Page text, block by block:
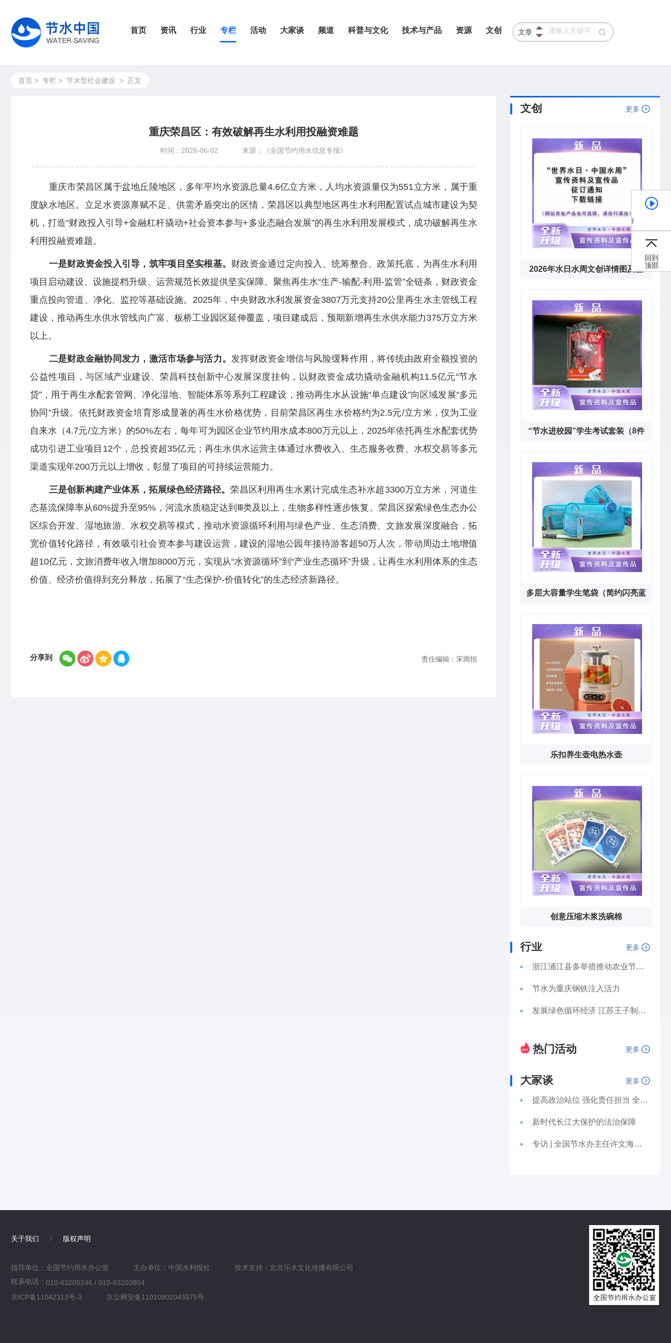
首页 资讯 行业 专栏 活动 大家谈 频道 科普与文化 技术与产品 资源 文创
文章
《节水中国
回到
顶部
首页 > 专栏 > 节水型社会建设 > 正文
重庆荣昌区：有效破解再生水利用投融资难题
时间：2026-06-02 来源：《全国节约用水信息专报》
重庆市荣昌区属于盆地丘陵地区，多年平均水资源总量4.6亿立方米，人均水资源量仅为551立方米，属于重
度缺水地区。立足水资源禀赋不足、供需矛盾突出的区情，荣昌区以典型地区再生水利用配置试点城市建设为契
机，打造“财政投入引导+金融杠杆撬动+社会资本参与+多业态融合发展”的再生水利用发展模式，成功破解再生水
利用投融资难题。
一是财政资金投入引导，筑牢项目坚实根基。 财政资金通过定向投入、统筹整合、政策托底，为再生水利用
项目启动建设、设施提档升级、运营规范长效提供坚实保障。聚焦再生水“生产-输配-利用-监管”全链条，财政资金
重点投向管道、净化、监控等基础设施。2025年，中央财政水利发展资金3807万元支持20公里再生水主管线工程
建设，推动再生水供水管线向广富、板桥工业园区延伸覆盖，项目建成后，预期新增再生水供水能力375万立方米
以上。
二是财政金融协同发力，激活市场参与活力。发挥财政资金增信与风险缓释作用，将传统由政府全额投资的
公益性项目，与区域产业建设、荣昌科技创新中心发展深度挂钩，以财政资金成功撬动金融机构11.5亿元“节水
贷”，用于再生水配套管网、净化湿地、智能体系等系列工程建设，推动再生水从设施“单点建设”向区域发展“多元
协同”升级。依托财政资金培育形成显著的再生水价格优势，目前荣昌区再生水价格约为2.5元/立方米，仅为工业
自来水（4.7元/立方米）的50%左右，每年可为园区企业节约用水成本800万元以上，2025年依托再生水配套优势
成功引进工业项目12个，总投资超35亿元；再生水供水运营主体通过水费收入、生态服务收费、水权交易等多元
渠道实现年200万元以上增收，彰显了项目的可持续运营能力。
三是创新构建产业体系，拓展绿色经济路径。荣昌区利用再生水累计完成生态补水超3300万立方米，河道生
态基流保障率从60%提升至95%，河流水质稳定达到Ⅲ类及以上，生物多样性逐步恢复。荣昌区探索绿色生态办公
区综合开发、湿地旅游、水权交易等模式，推动水资源循环利用与绿色产业、生态消费、文旅发展深度融合，拓
宽价值转化路径，有效吸引社会资本参与建设运营，建设的湿地公园年接待游客超50万人次，带动周边土地增值
超10亿元，文旅消费年收入增加8000万元，实现从“水资源循环”到“产业生态循环”升级，让再生水利用体系的生态
价值、经济价值得到充分释放，拓展了“生态保护-价值转化”的生态经济新路径。
分享到 责任编辑：宋雨恒
文创 更多
2026年水日水周文创详情图及征
“节水进校园”学生考试套装（8件
多层大容量学生笔袋（简约闪亮蓝
乐扣养生壶电热水壶
创意压缩木浆洗碗棉
行业 更多
浙江浦江县多举措推动农业节水走深走实
节水为重庆钢铁注入活力
发展绿色循环经济 江苏王子制纸提升用水效率
热门活动 更多
大家谈 更多
提高政治站位 强化责任担当 全面准确有效落地执行长江保护法
新时代长江大保护的法治保障
专访 | 全国节水办主任许文海：深入贯彻节水优先方针 以务实精神推动节约用水工作落地见效
关于我们 / 版权声明
指导单位：全国节约用水办公室 主办单位：中国水利报社
技术支持：北京乐水文化传播有限公司
联系电话： 010-63205246 / 010-63203804
京ICP备11042313号-3
京公网安备11010802043575号